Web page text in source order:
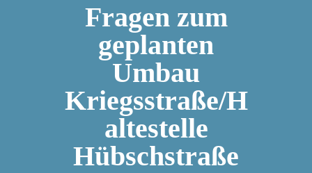
Fragen zum
geplanten
Umbau
Kriegsstraße/H
altestelle
Hübschstraße